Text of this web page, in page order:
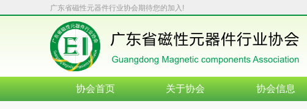
广东省磁性元器件行业协会期待您的加入!
协会首页 关于协会 协会信息